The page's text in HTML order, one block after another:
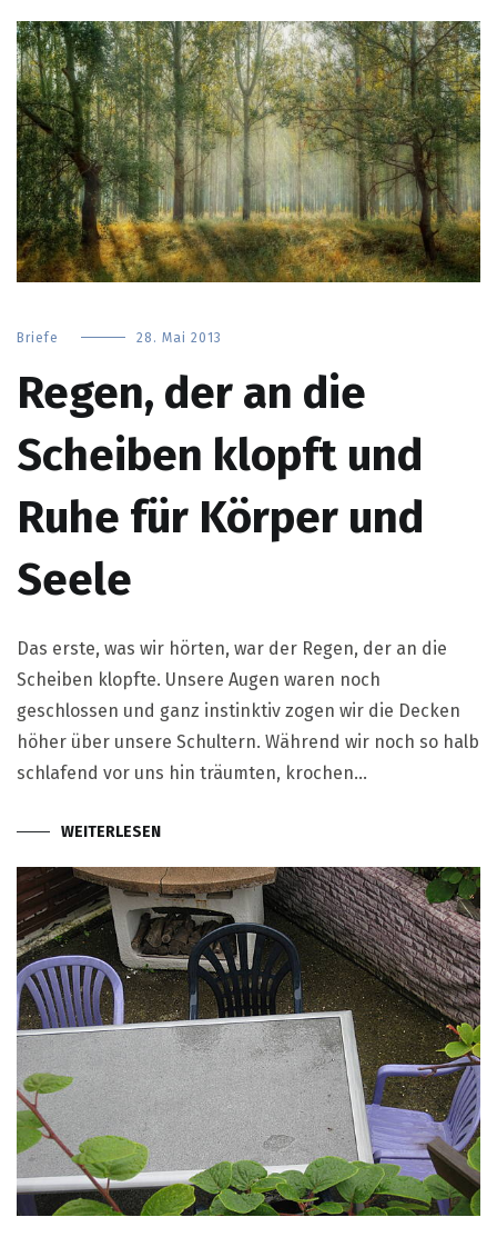
Briefe 28. Mai 2013
Regen, der an die
Scheiben klopft und
Ruhe für Körper und
Seele
Das erste, was wir hörten, war der Regen, der an die
Scheiben klopfte. Unsere Augen waren noch
geschlossen und ganz instinktiv zogen wir die Decken
höher über unsere Schultern. Während wir noch so halb
schlafend vor uns hin träumten, krochen…
WEITERLESEN